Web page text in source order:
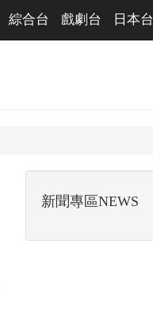
綜合台 戲劇台 日本台
新聞專區NEWS